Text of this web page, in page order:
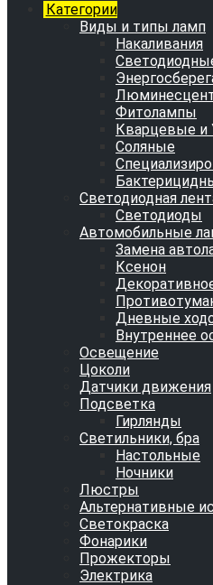
Категории
Виды и типы ламп
Накаливания
Фитолампы
Кварцевые и
Соляные
Светодиодная
Светодиоды
Автомобильные
Замена
Ксенон
Дневные
Внутреннее
Освещение
Цоколи
Датчики движения
Подсветка
Гирлянды
Светильники, бра
Настольные
Ночники
Люстры
Альтернативные
Светокраска
Фонарики
Прожекторы
Электрика